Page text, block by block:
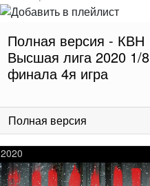
Полная версия - КВН
Высшая лига 2020 1/8
финала 4я игра
Полная версия
2020